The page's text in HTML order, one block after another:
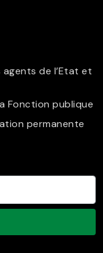
de l’Etat et
Fonction publique
permanente